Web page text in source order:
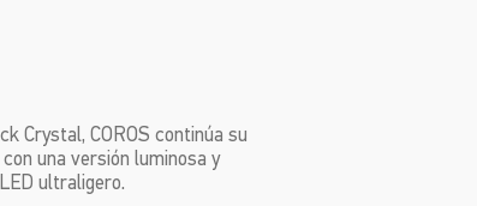
Crystal, COROS continúa su
una versión luminosa y
ultraligero.